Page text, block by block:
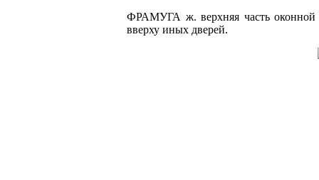
ФРАМУГА ж. верхняя часть оконной
вверху иных дверей.